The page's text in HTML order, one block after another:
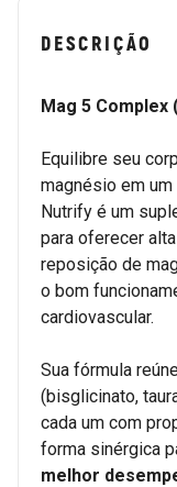
DESCRIÇÃO
Mag 5
Equilibre seu
magnésio em
Nutrify é um
para oferecer
reposição de
o bom
cardiovascular.
Sua fórmula
(bisglicinato,
cada um com
forma sinérgica
melhor